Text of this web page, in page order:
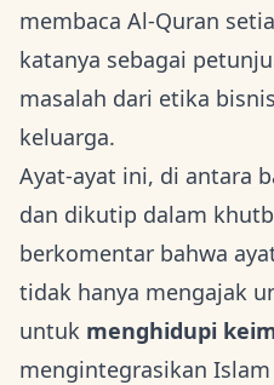
membaca Al-Quran
katanya sebagai
masalah dari etika
keluarga.
Ayat-ayat ini, di antara
dan dikutip dalam
berkomentar bahwa
tidak hanya mengajak
untuk menghidupi
mengintegrasikan